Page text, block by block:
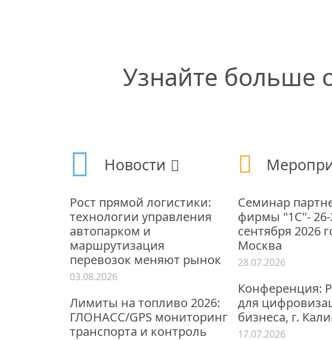
Узнайте больше
Новости
Рост прямой логистики:
технологии управления
автопарком и
маршрутизация
перевозок меняют рынок
03.08.2026
Лимиты на топливо 2026:
ГЛОНАСС/GPS мониторинг
транспорта и контроль
Семинар
фирмы "1С"- 26-
сентября 2026
Москва
28.07.2026
Конференция:
для
бизнеса, г.
17.07.2026